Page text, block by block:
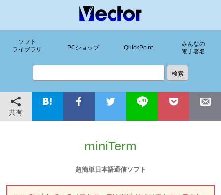
ソフト
ライブラリ
PCショップ QuickPoint
みんなの
電子署名
共有
miniTerm
超簡単日本語通信ソフト